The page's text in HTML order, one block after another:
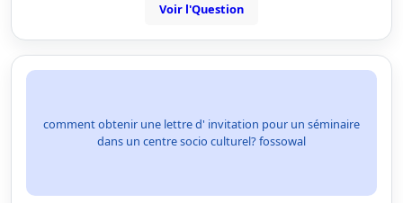
Voir l'Question
comment obtenir une lettre d' invitation pour un séminaire
dans un centre socio culturel? fossowal